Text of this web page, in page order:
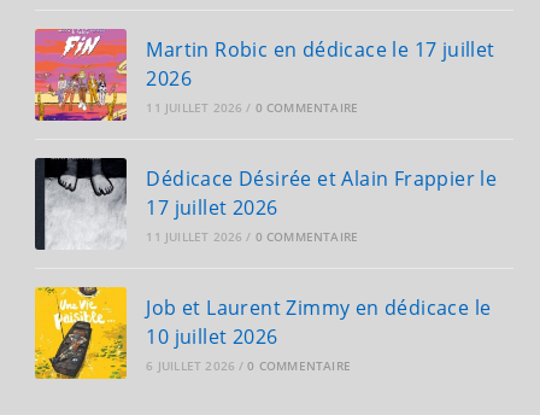
Martin Robic en dédicace le 17 juillet
2026
11 JUILLET 2026 / 0 COMMENTAIRE
Dédicace Désirée et Alain Frappier le
17 juillet 2026
11 JUILLET 2026 / 0 COMMENTAIRE
Job et Laurent Zimmy en dédicace le
10 juillet 2026
6 JUILLET 2026 / 0 COMMENTAIRE